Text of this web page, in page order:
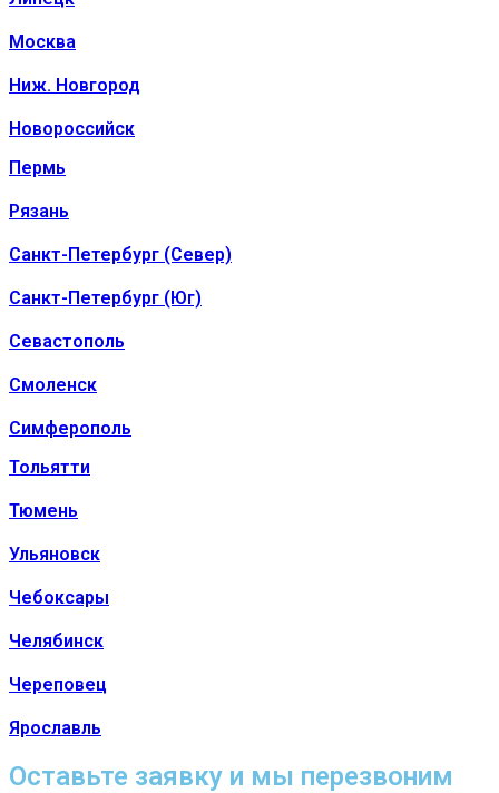
Москва
Ниж. Новгород
Новороссийск
Пермь
Рязань
Санкт-Петербург (Север)
Санкт-Петербург (Юг)
Севастополь
Смоленск
Симферополь
Тольятти
Тюмень
Ульяновск
Чебоксары
Челябинск
Череповец
Ярославль
Оставьте заявку и мы перезвоним